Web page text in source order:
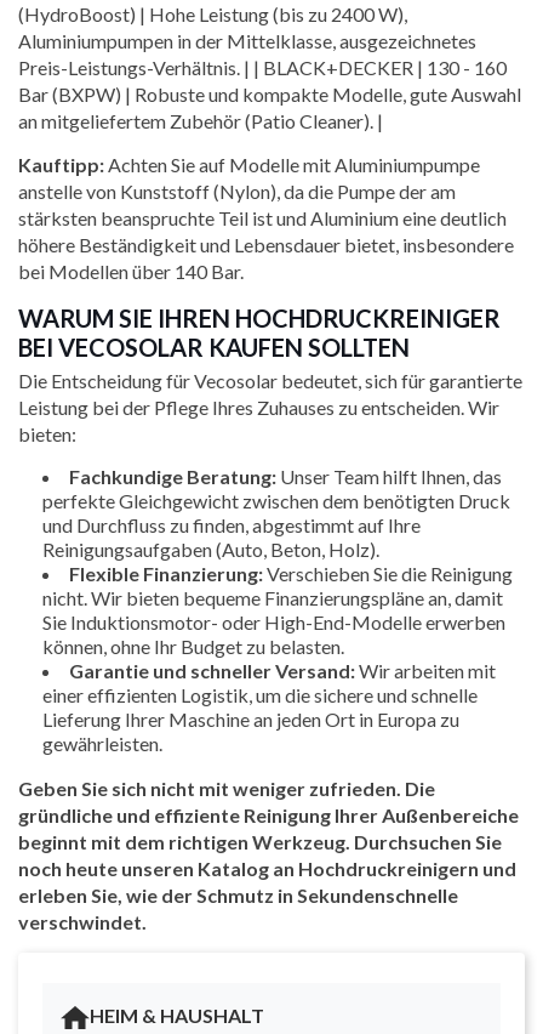
HEIM & HAUSHALT
(HydroBoost) | Hohe Leistung (bis zu 2400 W),
Aluminiumpumpen in der Mittelklasse, ausgezeichnetes
Preis-Leistungs-Verhältnis. | | BLACK+DECKER | 130 - 160
Bar (BXPW) | Robuste und kompakte Modelle, gute Auswahl
an mitgeliefertem Zubehör (Patio Cleaner). |
Kauftipp:Achten Sie auf Modelle mit Aluminiumpumpe
anstelle von Kunststoff (Nylon), da die Pumpe der am
stärksten beanspruchte Teil ist und Aluminium eine deutlich
höhere Beständigkeit und Lebensdauer bietet, insbesondere
bei Modellen über 140 Bar.
WARUM SIE IHREN HOCHDRUCKREINIGER
BEI VECOSOLAR KAUFEN SOLLTEN
Die Entscheidung für Vecosolar bedeutet, sich für garantierte
Leistung bei der Pflege Ihres Zuhauses zu entscheiden. Wir
bieten:
Fachkundige Beratung: Unser Team hilft Ihnen, das
perfekte Gleichgewicht zwischen dem benötigten Druck
und Durchfluss zu finden, abgestimmt auf Ihre
Reinigungsaufgaben (Auto, Beton, Holz).
Flexible Finanzierung:Verschieben Sie die Reinigung
nicht. Wir bieten bequeme Finanzierungspläne an, damit
Sie Induktionsmotor- oder High-End-Modelle erwerben
können, ohne Ihr Budget zu belasten.
Garantie und schneller Versand:Wir arbeiten mit
einer effizienten Logistik, um die sichere und schnelle
Lieferung Ihrer Maschine an jeden Ort in Europa zu
gewährleisten.
Geben Sie sich nicht mit weniger zufrieden. Die
gründliche und effiziente Reinigung Ihrer Außenbereiche
beginnt mit dem richtigen Werkzeug. Durchsuchen Sie
noch heute unseren Katalog an Hochdruckreinigern und
erleben Sie, wie der Schmutz in Sekundenschnelle
verschwindet.